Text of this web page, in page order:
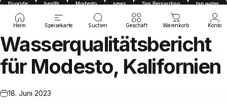
Heim Speisekarte Suchen Geschäft Warenkorb Konto
fluoride health Modesto news San Bernardino tap water
travel water filter Water Quality Report
Wasserqualitätsbericht
für Modesto, Kalifornien
18. Juni 2023